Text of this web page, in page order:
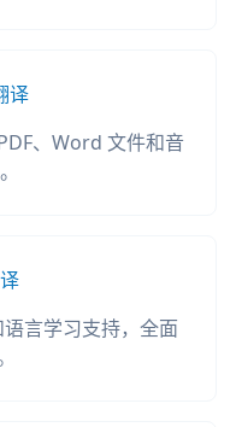
译
、Word 文件和音
言学习支持，全面